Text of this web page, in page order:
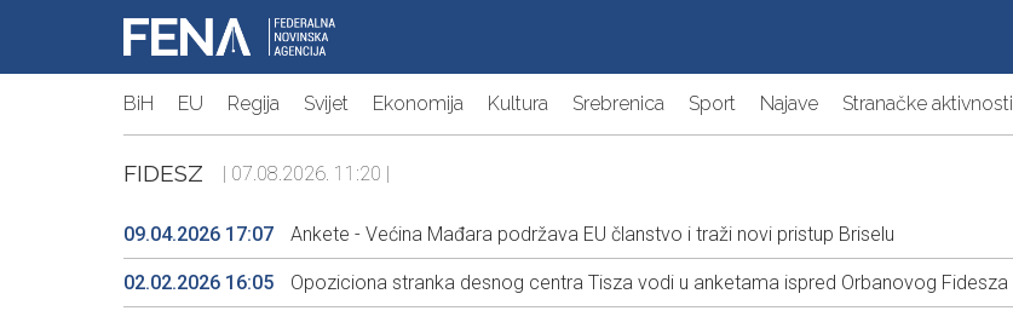
BiH EU Regija Svijet Ekonomija Kultura Srebrenica Sport Najave Stranačke aktivnosti
FIDESZ | 07.08.2026. 11:20 |
09.04.2026 17:07 Ankete - Većina Mađara podržava EU članstvo i traži novi pristup Briselu
02.02.2026 16:05 Opoziciona stranka desnog centra Tisza vodi u anketama ispred Orbanovog Fidesza